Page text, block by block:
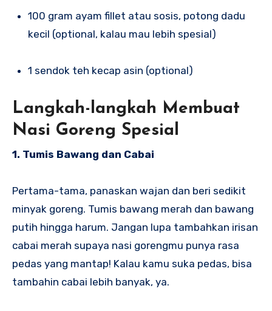
100 gram ayam fillet atau sosis, potong dadu
kecil (optional, kalau mau lebih spesial)
1 sendok teh kecap asin (optional)
Langkah-langkah Membuat
Nasi Goreng Spesial
1. Tumis Bawang dan Cabai
Pertama-tama, panaskan wajan dan beri sedikit
minyak goreng. Tumis bawang merah dan bawang
putih hingga harum. Jangan lupa tambahkan irisan
cabai merah supaya nasi gorengmu punya rasa
pedas yang mantap! Kalau kamu suka pedas, bisa
tambahin cabai lebih banyak, ya.